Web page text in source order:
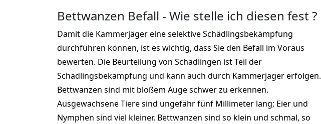
Bettwanzen Befall - Wie stelle ich diesen fest ?
Damit die Kammerjäger eine selektive Schädlingsbekämpfung
durchführen können, ist es wichtig, dass Sie den Befall im Voraus
bewerten. Die Beurteilung von Schädlingen ist Teil der
Schädlingsbekämpfung und kann auch durch Kammerjäger erfolgen.
Bettwanzen sind mit bloßem Auge schwer zu erkennen.
Ausgewachsene Tiere sind ungefähr fünf Millimeter lang; Eier und
Nymphen sind viel kleiner. Bettwanzen sind so klein und schmal, so